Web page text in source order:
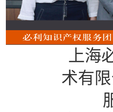
上海
术有